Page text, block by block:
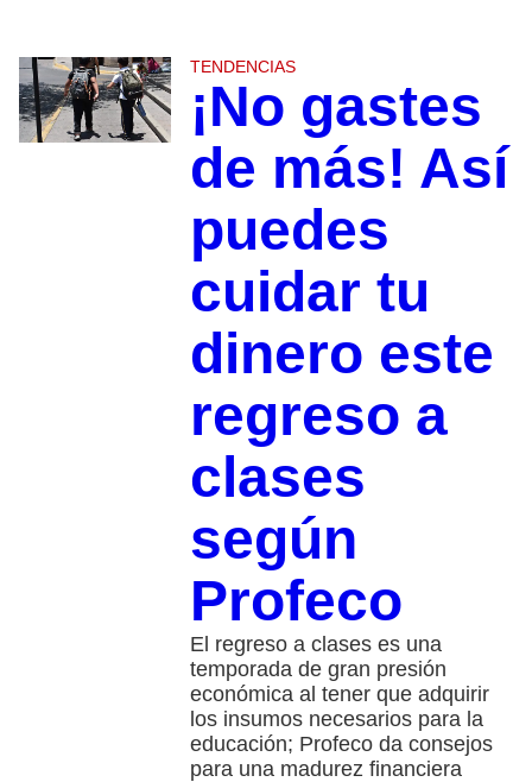
TENDENCIAS
¡No gastes
de más! Así
puedes
cuidar tu
dinero este
regreso a
clases
según
Profeco
El regreso a clases es una
temporada de gran presión
económica al tener que adquirir
los insumos necesarios para la
educación; Profeco da consejos
para una madurez financiera